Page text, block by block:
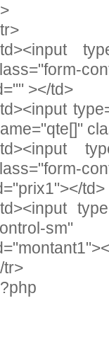
></td>
td>
sm"
tr>